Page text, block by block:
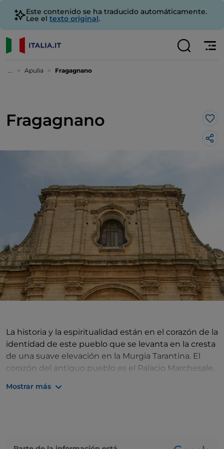
Este contenido se ha traducido automáticamente.
Lee el texto original.
... Apulia Fragagnano
Fragagnano Me
La historia y la espiritualidad están en el corazón de la
identidad de este pueblo que se levanta en la cresta
de una suave elevación en la Murgia Tarantina. El
corazón del antiguo pueblo es el Palacio Marchesale,
Mostrar más